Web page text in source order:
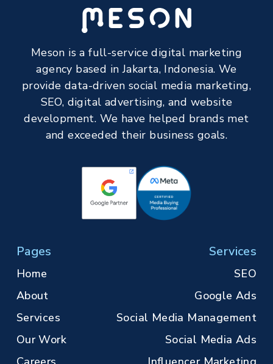
Meson is a full-service digital marketing
agency based in Jakarta, Indonesia. We
provide data-driven social media marketing,
SEO, digital advertising, and website
development. We have helped brands met
and exceeded their business goals.
Pages
Home
About
Services
Our Work
Services
SEO
Google Ads
Social Media Management
Social Media Ads